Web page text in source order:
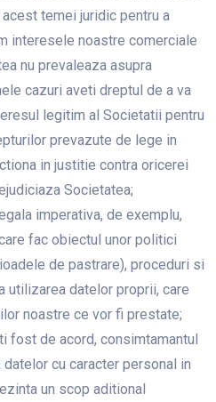
temei juridic pentru a
interesele noastre comerciale
nu prevaleaza asupra
cazuri aveti dreptul de a va
legitim al Societatii pentru
prevazute de lege in
in justitie contra oricerei
Societatea;
imperativa, de exemplu,
fac obiectul unor politici
de pastrare), proceduri si
utilizarea datelor proprii, care
noastre ce vor fi prestate;
fost de acord, consimtamantul
cu caracter personal in
un scop aditional